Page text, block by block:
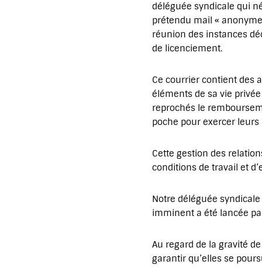
déléguée syndicale qui
prétendu mail «
réunion des instances
de licenciement.
Ce courrier contient des
éléments de sa vie
reprochés le
poche pour exercer leurs
Cette gestion des
conditions de travail et
Notre déléguée
imminent a été lancée
Au regard de la gravité
garantir qu’elles se